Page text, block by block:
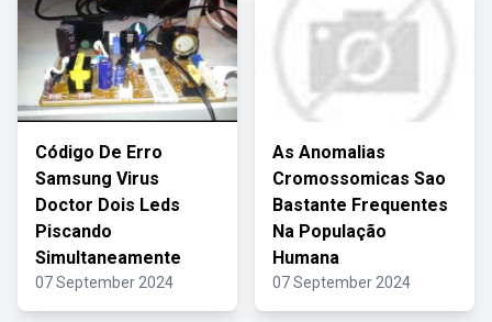
Código De Erro
Samsung Virus
Doctor Dois Leds
Piscando
Simultaneamente
07 September 2024
As Anomalias
Cromossomicas Sao
Bastante Frequentes
Na População
Humana
07 September 2024